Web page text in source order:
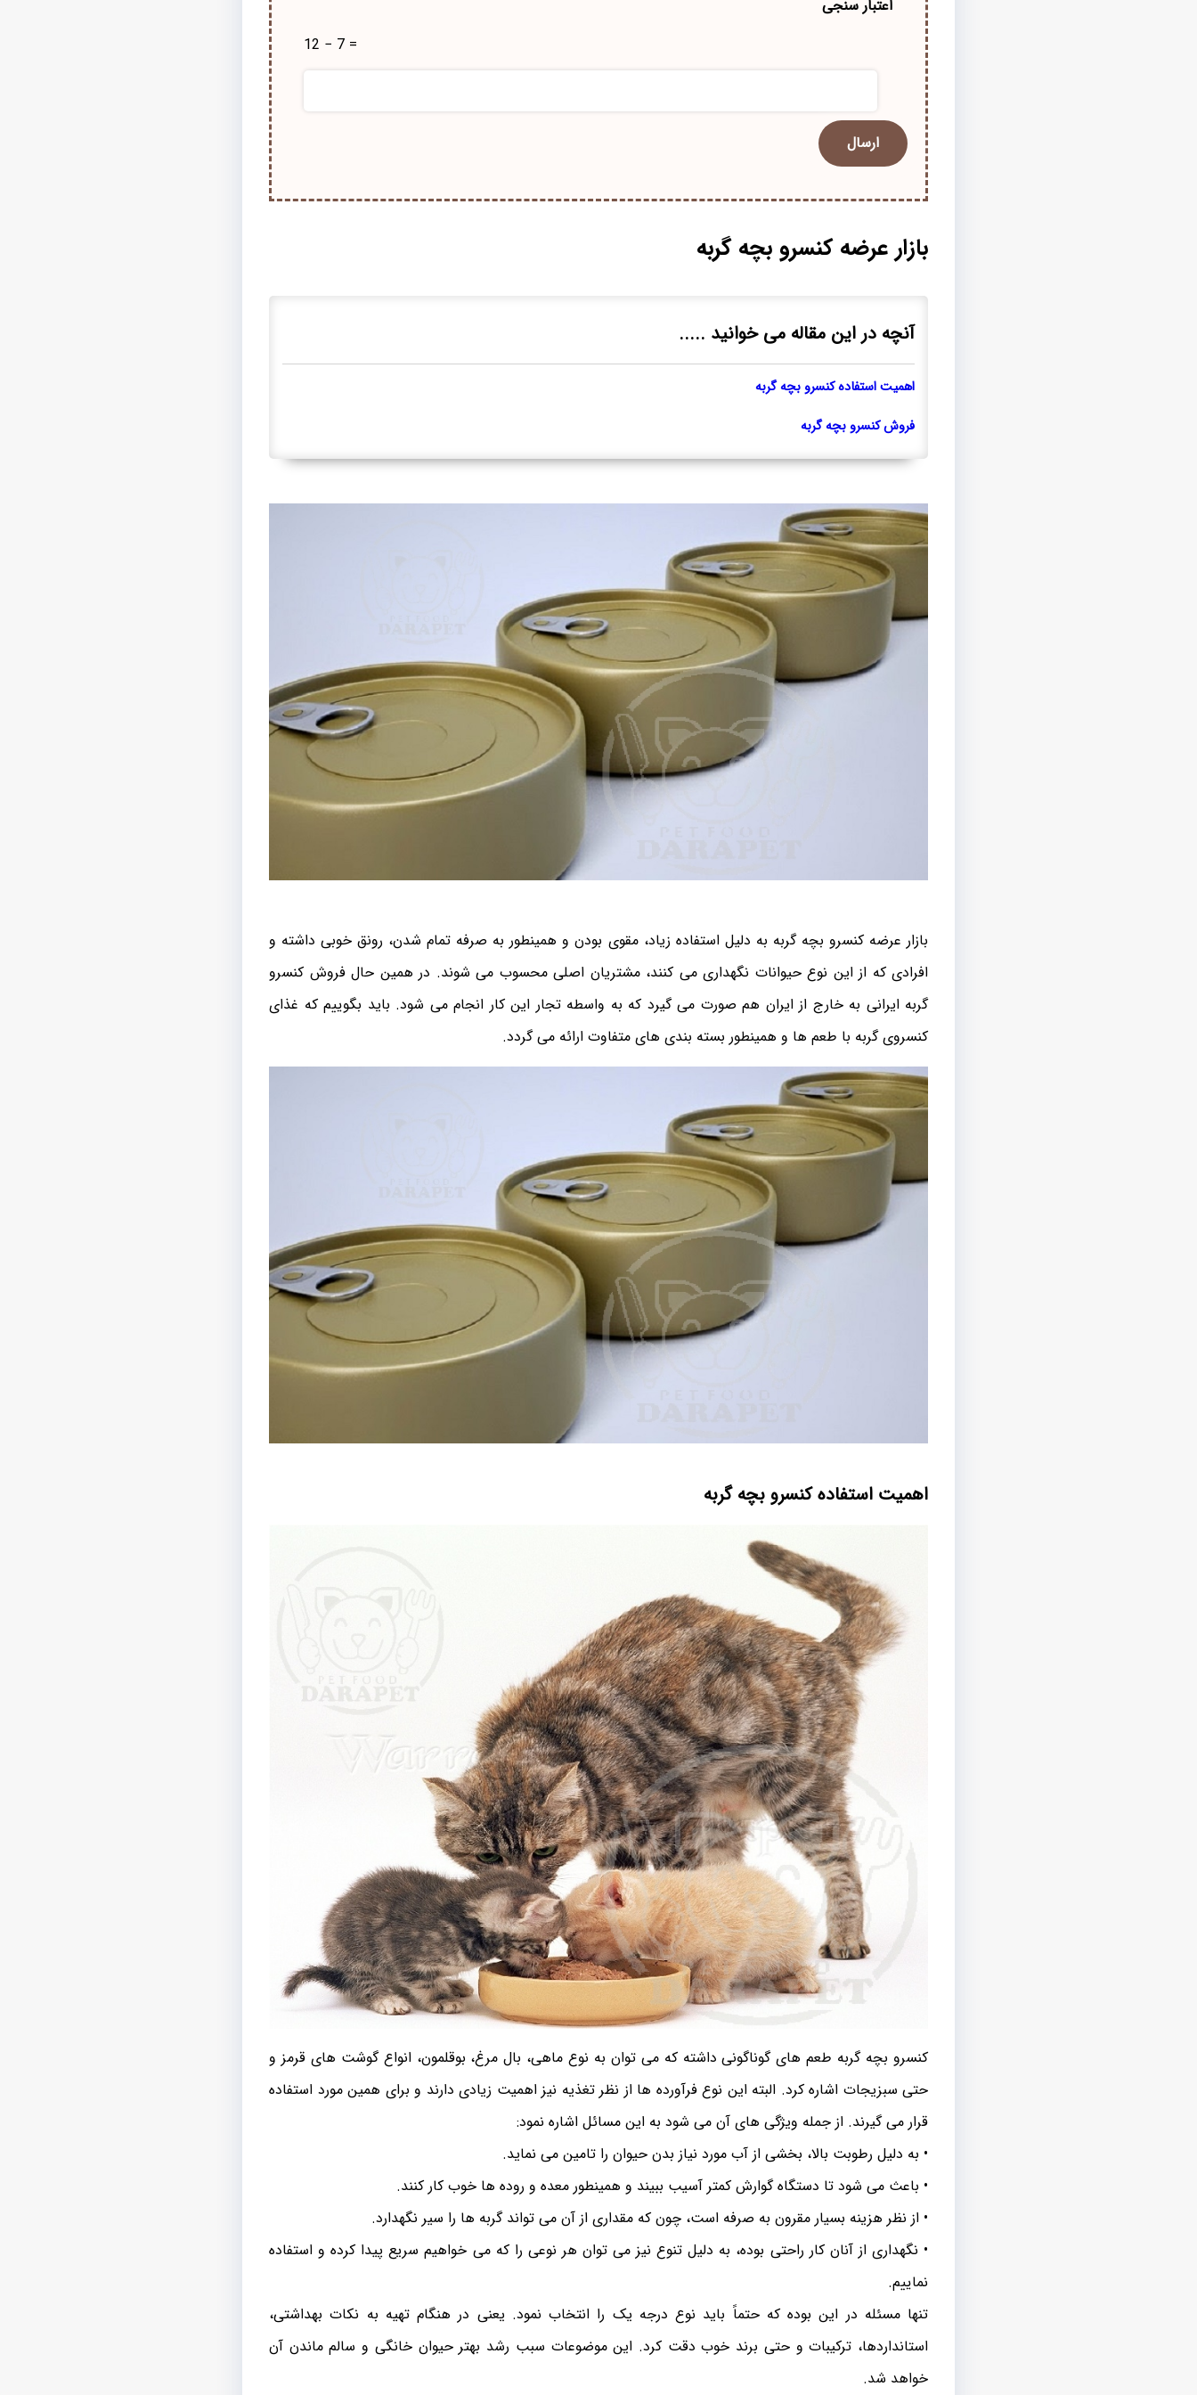
اعتبار سنجی
12 − 7 =
بازار عرضه کنسرو بچه گربه
آنچه در این مقاله می خوانید .....
اهمیت استفاده کنسرو بچه گربه
فروش کنسرو بچه گربه
بازار عرضه کنسرو بچه گربه به دلیل استفاده زیاد، مقوی بودن و همینطور به صرفه تمام شدن، رونق خوبی داشته و
افرادی که از این نوع حیوانات نگهداری می‌ کنند، مشتریان اصلی محسوب می شوند. در همین حال فروش کنسرو
گربه ایرانی به خارج از ایران هم صورت می گیرد که به واسطه تجار این کار انجام می شود. باید بگوییم که غذای
کنسروی گربه با طعم ها و همینطور بسته بندی های متفاوت ارائه می گردد.
اهمیت استفاده کنسرو بچه گربه
کنسرو بچه گربه طعم‌ های گوناگونی داشته که می توان به نوع ماهی، بال مرغ، بوقلمون، انواع گوشت های قرمز و
حتی سبزیجات اشاره کرد. البته این نوع فرآورده ها از نظر تغذیه نیز اهمیت زیادی دارند و برای همین مورد استفاده
قرار می گیرند. از جمله ویژگی های آن می شود به این مسائل اشاره نمود:
• به دلیل رطوبت بالا، بخشی از آب مورد نیاز بدن حیوان را تامین می‌ نماید.
• باعث می شود تا دستگاه گوارش کمتر آسیب ببیند و همینطور معده و روده ها خوب کار کنند.
• از نظر هزینه بسیار مقرون به صرفه است، چون که مقداری از آن می تواند گربه ها را سیر نگهدارد.
• نگهداری از آنان کار راحتی بوده، به دلیل تنوع نیز می توان هر نوعی را که می خواهیم سریع پیدا کرده و استفاده
نماییم.
تنها مسئله در این بوده که حتماً باید نوع درجه یک را انتخاب نمود. یعنی در هنگام تهیه به نکات بهداشتی،
استانداردها، ترکیبات و حتی برند خوب دقت کرد. این موضوعات سبب رشد بهتر حیوان خانگی و سالم ماندن آن
خواهد شد.